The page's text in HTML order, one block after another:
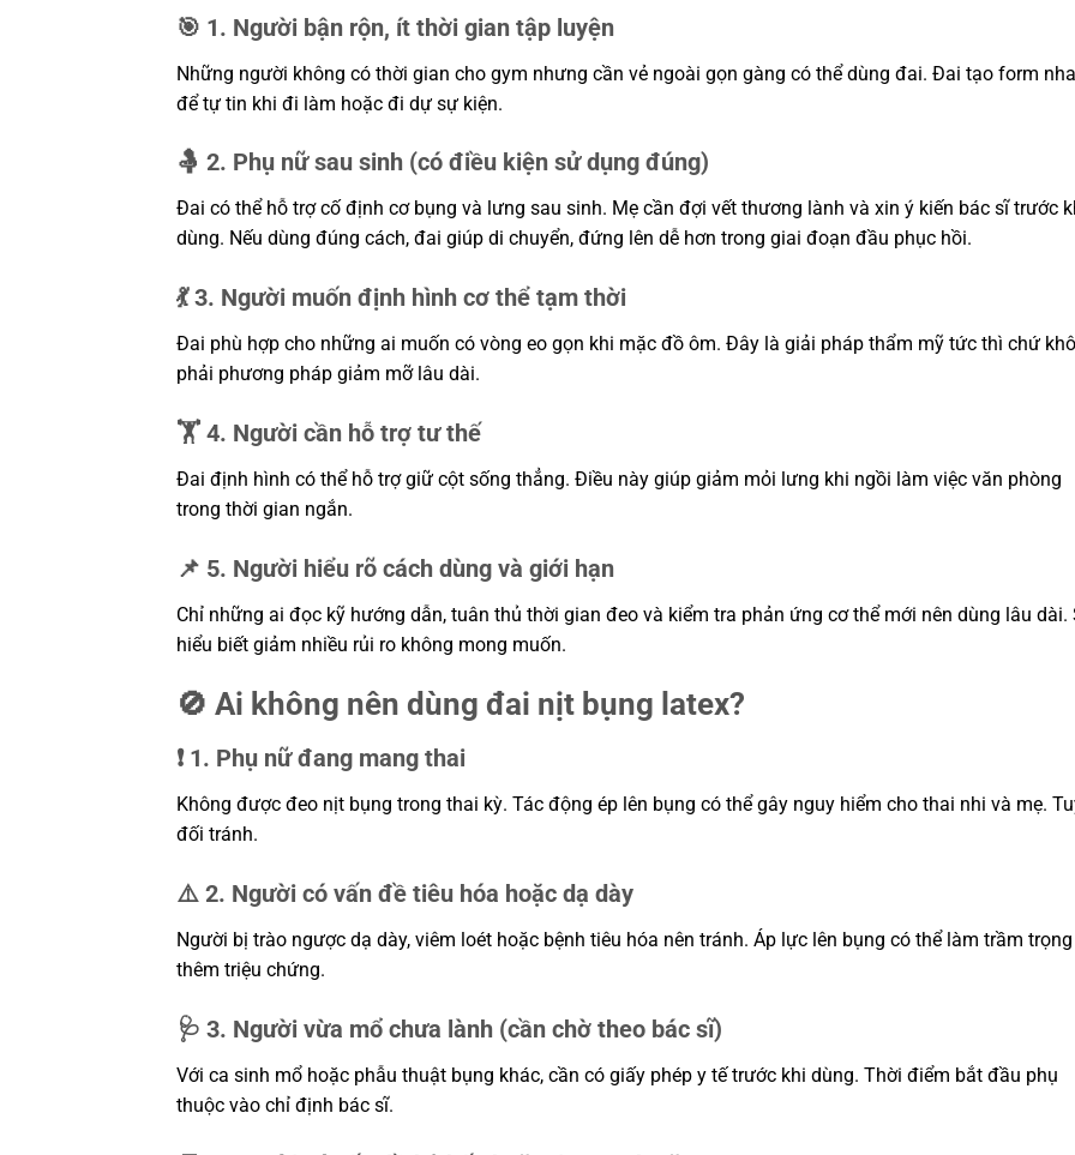
🎯 1. Người bận rộn, ít thời gian tập luyện
Những người không có thời gian cho gym nhưng cần vẻ ngoài gọn gàng có thể dùng đai. Đai tạo form
để tự tin khi đi làm hoặc đi dự sự kiện.
🤱 2. Phụ nữ sau sinh (có điều kiện sử dụng đúng)
Đai có thể hỗ trợ cố định cơ bụng và lưng sau sinh. Mẹ cần đợi vết thương lành và xin ý kiến bác sĩ trước
dùng. Nếu dùng đúng cách, đai giúp di chuyển, đứng lên dễ hơn trong giai đoạn đầu phục hồi.
💃 3. Người muốn định hình cơ thể tạm thời
Đai phù hợp cho những ai muốn có vòng eo gọn khi mặc đồ ôm. Đây là giải pháp thẩm mỹ tức thì chứ
phải phương pháp giảm mỡ lâu dài.
🏋️ 4. Người cần hỗ trợ tư thế
Đai định hình có thể hỗ trợ giữ cột sống thẳng. Điều này giúp giảm mỏi lưng khi ngồi làm việc văn phòng
trong thời gian ngắn.
📌 5. Người hiểu rõ cách dùng và giới hạn
Chỉ những ai đọc kỹ hướng dẫn, tuân thủ thời gian đeo và kiểm tra phản ứng cơ thể mới nên dùng lâu dài.
hiểu biết giảm nhiều rủi ro không mong muốn.
🚫 Ai không nên dùng đai nịt bụng latex?
❗ 1. Phụ nữ đang mang thai
Không được đeo nịt bụng trong thai kỳ. Tác động ép lên bụng có thể gây nguy hiểm cho thai nhi và mẹ.
đối tránh.
⚠️ 2. Người có vấn đề tiêu hóa hoặc dạ dày
Người bị trào ngược dạ dày, viêm loét hoặc bệnh tiêu hóa nên tránh. Áp lực lên bụng có thể làm trầm trọng
thêm triệu chứng.
🩺 3. Người vừa mổ chưa lành (cần chờ theo bác sĩ)
Với ca sinh mổ hoặc phẫu thuật bụng khác, cần có giấy phép y tế trước khi dùng. Thời điểm bắt đầu phụ
thuộc vào chỉ định bác sĩ.